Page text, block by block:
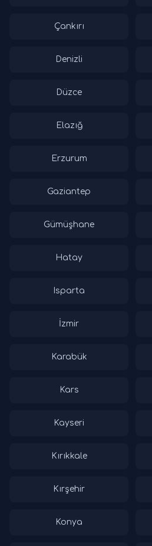
Çankırı
Denizli
Düzce
Elazığ
Erzurum
Gaziantep
Gümüşhane
Hatay
Isparta
İzmir
Karabük
Kars
Kayseri
Kırıkkale
Kırşehir
Konya